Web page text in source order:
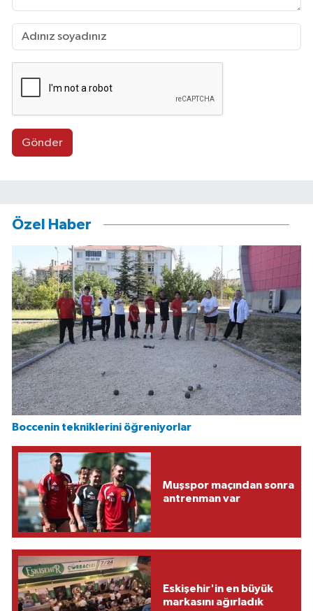
Gönder
Özel Haber
Boccenin tekniklerini öğreniyorlar
Muşspor maçından sonra
antrenman var
Eskişehir'in en büyük
markasını ağırladık